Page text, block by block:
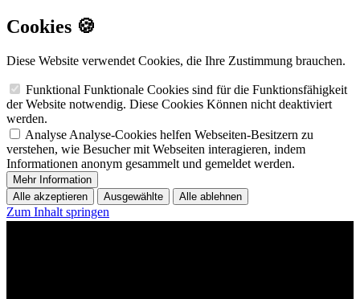
Cookies 🍪
Diese Website verwendet Cookies, die Ihre Zustimmung brauchen.
Funktional Funktionale Cookies sind für die Funktionsfähigkeit
der Website notwendig. Diese Cookies Können nicht deaktiviert
werden.
Analyse Analyse-Cookies helfen Webseiten-Besitzern zu
verstehen, wie Besucher mit Webseiten interagieren, indem
Informationen anonym gesammelt und gemeldet werden.
Mehr Information
Alle akzeptieren
Ausgewählte Alle ablehnen
Zum Inhalt springen